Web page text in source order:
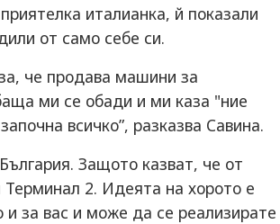
италианка, й показали
от само себе си.
че продава машини за
ми се обади и ми каза "ние
всичко”, разказва Савина.
Защото казват, че от
2. Идеята на хорото е
за вас и може да се реализирате